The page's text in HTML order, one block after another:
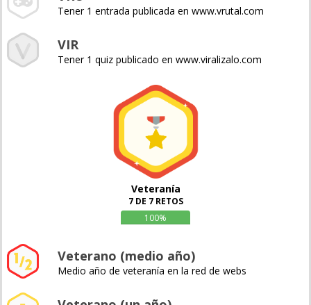
Tener 1 entrada publicada en www.vrutal.com
VIR
Tener 1 quiz publicado en www.viralizalo.com
Veteranía
7 DE 7 RETOS
100%
Veterano (medio año)
Medio año de veteranía en la red de webs